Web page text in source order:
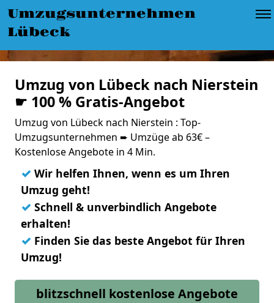
Umzugsunternehmen
Lübeck
Umzug von Lübeck nach Nierstein
☛ 100 % Gratis-Angebot
Umzug von Lübeck nach Nierstein : Top-
Umzugsunternehmen ➨ Umzüge ab 63€ –
Kostenlose Angebote in 4 Min.
✓ Wir helfen Ihnen, wenn es um Ihren
Umzug geht!
✓ Schnell & unverbindlich Angebote
erhalten!
✓ Finden Sie das beste Angebot für Ihren
Umzug!
blitzschnell kostenlose Angebote